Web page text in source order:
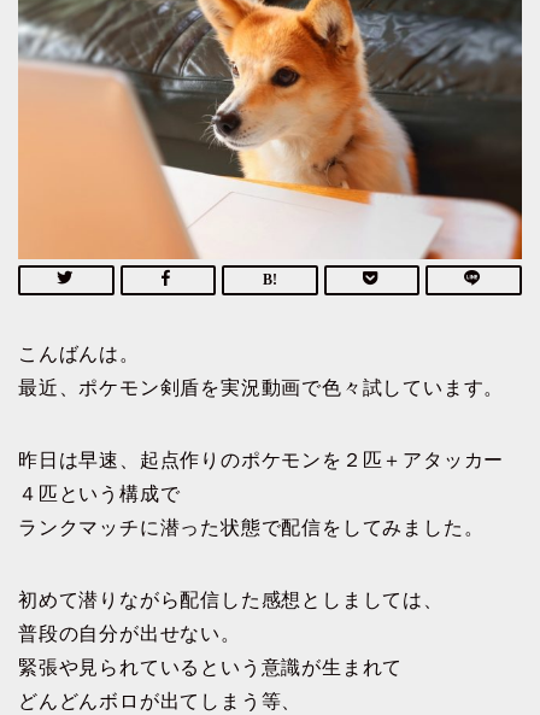
こんばんは。
最近、ポケモン剣盾を実況動画で色々試しています。
昨日は早速、起点作りのポケモンを２匹＋アタッカー
４匹という構成で
ランクマッチに潜った状態で配信をしてみました。
初めて潜りながら配信した感想としましては、
普段の自分が出せない。
緊張や見られているという意識が生まれて
どんどんボロが出てしまう等、